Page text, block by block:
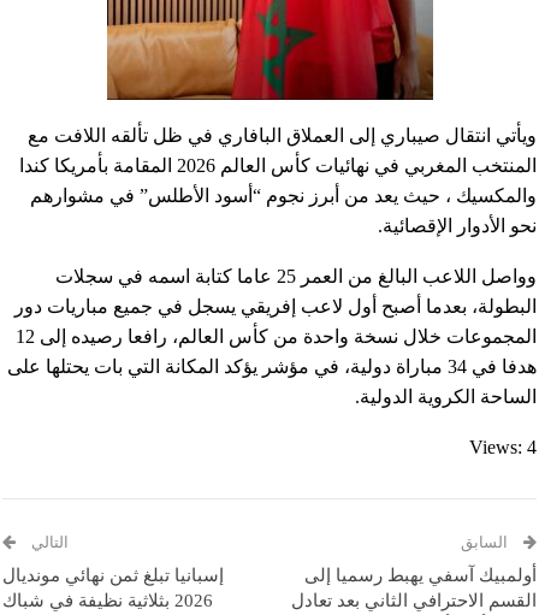
ويأتي انتقال صيباري إلى العملاق البافاري في ظل تألقه اللافت مع
المنتخب المغربي في نهائيات كأس العالم 2026 المقامة بأمريكا كندا
والمكسيك ، حيث يعد من أبرز نجوم “أسود الأطلس” في مشوارهم
نحو الأدوار الإقصائية.
وواصل اللاعب البالغ من العمر 25 عاما كتابة اسمه في سجلات
البطولة، بعدما أصبح أول لاعب إفريقي يسجل في جميع مباريات دور
المجموعات خلال نسخة واحدة من كأس العالم، رافعا رصيده إلى 12
هدفا في 34 مباراة دولية، في مؤشر يؤكد المكانة التي بات يحتلها على
الساحة الكروية الدولية.
Views: 4
السابق
أولمبيك آسفي يهبط رسميا إلى
القسم الاحترافي الثاني بعد تعادل
التالي
إسبانيا تبلغ ثمن نهائي مونديال
2026 بثلاثية نظيفة في شباك